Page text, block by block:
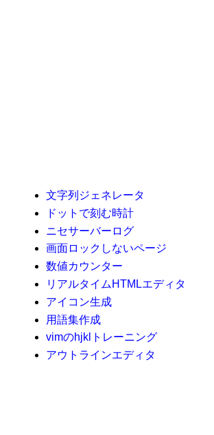
文字列ジェネレータ
ドットで刻む時計
ニセサーバーログ
画面ロックしないページ
数値カウンター
リアルタイムHTMLエディタ
アイコン生成
用語集作成
vimのhjklトレーニング
アウトラインエディタ